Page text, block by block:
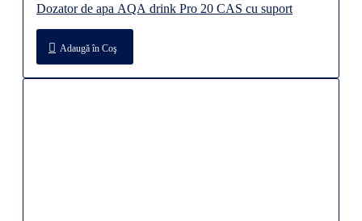
Dozator de apa AQA drink Pro 20 CAS cu suport
Adaugă în Coş